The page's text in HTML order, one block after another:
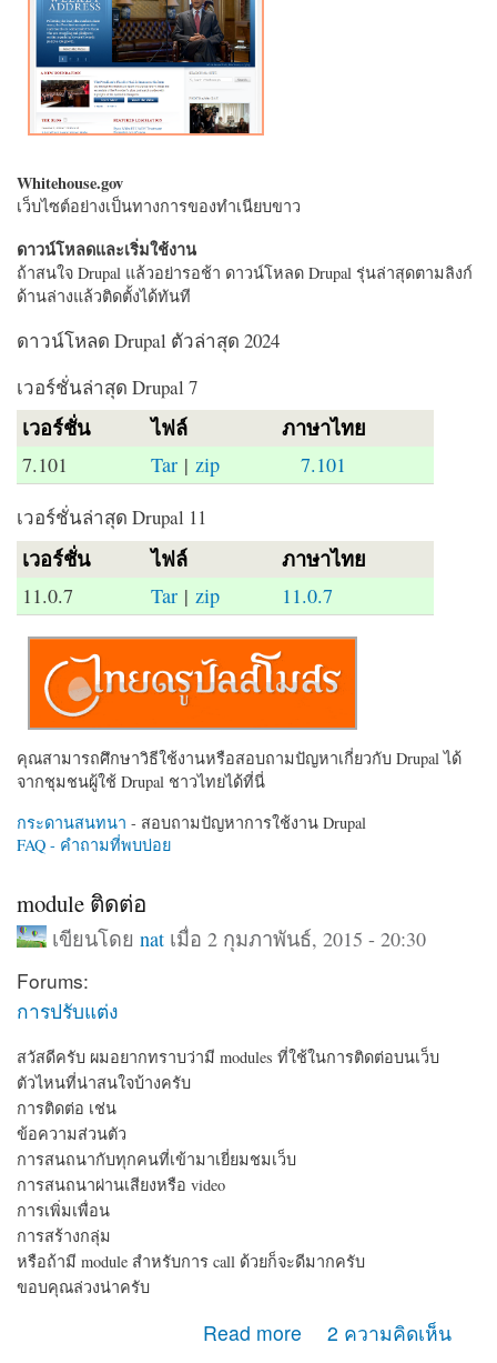
Whitehouse.gov
เว็บไซต์อย่างเป็นทางการของทำเนียบขาว
ดาวน์โหลดและเริ่มใช้งาน
ถ้าสนใจ Drupal แล้วอย่ารอช้า ดาวน์โหลด Drupal รุ่นล่าสุดตามลิงก์
ด้านล่างแล้วติดตั้งได้ทันที
ดาวน์โหลด Drupal ตัวล่าสุด 2024
เวอร์ชั่นล่าสุด Drupal 7
เวอร์ชั่น ไฟล์ ภาษาไทย
7.101 Tar |zip 7.101
เวอร์ชั่นล่าสุด Drupal 11
เวอร์ชั่น ไฟล์ ภาษาไทย
11.0.7 Tar | zip 11.0.7
คุณสามารถศึกษาวิธีใช้งานหรือสอบถามปัญหาเกี่ยวกับ Drupal ได้
จากชุมชนผู้ใช้ Drupal ชาวไทยได้ที่นี่
กระดานสนทนา - สอบถามปัญหาการใช้งาน Drupal
FAQ - คำถามที่พบบ่อย
module ติดต่อ
เขียนโดย natเมื่อ 2 กุมภาพันธ์, 2015 - 20:30
Forums:
การปรับแต่ง
สวัสดีครับ ผมอยากทราบว่ามี modules ที่ใช้ในการติดต่อบนเว็บ
ตัวไหนที่น่าสนใจบ้างครับ
การติดต่อ เช่น
ข้อความส่วนตัว
การสนถนากับทุกคนที่เข้ามาเยี่ยมชมเว็บ
การสนถนาผ่านเสียงหรือ video
การเพิ่มเพื่อน
การสร้างกลุ่ม
หรือถ้ามี module สำหรับการ call ด้วยก็จะดีมากครับ
ขอบคุณล่วงน่าครับ
Read more 2 ความคิดเห็น